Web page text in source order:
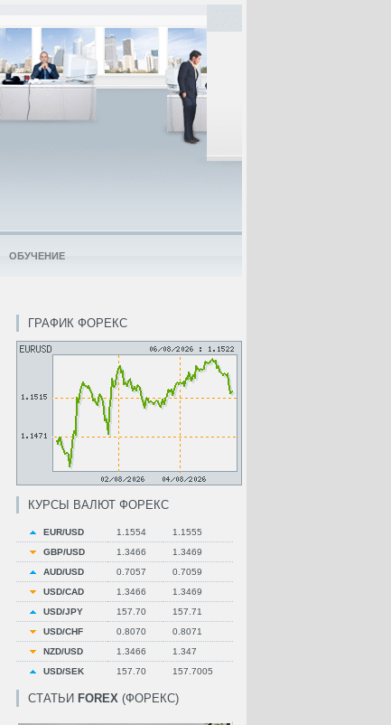
ГРАФИК ФОРЕКС
КУРСЫ ВАЛЮТ ФОРЕКС
EUR/USD 1.1554
1.1555
GBP/USD
1.3466
1.3469
AUD/USD
0.7057
0.7059
USD/CAD
1.3466
1.3469
USD/JPY
157.70
157.71
USD/CHF
0.8070
0.8071
NZD/USD
1.3466
1.347
USD/SEK
157.70 157.7005
СТАТЬИ FOREX (ФОРЕКС)
ОБУЧЕНИЕ